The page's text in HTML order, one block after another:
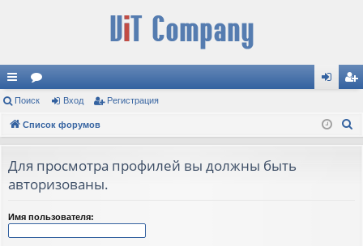
с
ы
и
ор
ум д ис
Поиск Вход Регистрация
Список форумов
Для просмотра профилей вы должны быть
авторизованы.
Имя пользователя: